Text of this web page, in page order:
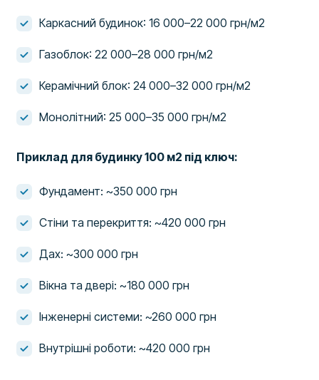
Каркасний будинок: 16 000–22 000 грн/м2
Газоблок: 22 000–28 000 грн/м2
Керамічний блок: 24 000–32 000 грн/м2
Монолітний: 25 000–35 000 грн/м2
Приклад для будинку 100 м2 під ключ:
Фундамент: ~350 000 грн
Стіни та перекриття: ~420 000 грн
Дах: ~300 000 грн
Вікна та двері: ~180 000 грн
Інженерні системи: ~260 000 грн
Внутрішні роботи: ~420 000 грн